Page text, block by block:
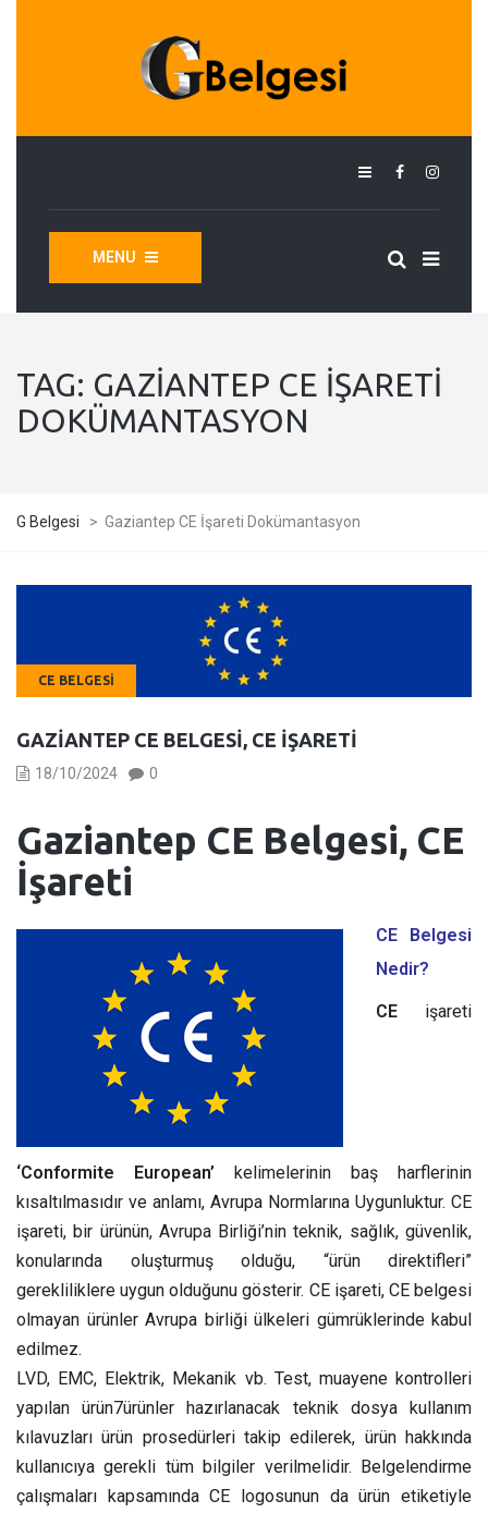
MENU
TAG: GAZIANTEP CE İŞARETI
DOKÜMANTASYON
G Belgesi > Gaziantep CE İşareti Dokümantasyon
CE BELGESI
GAZIANTEP CE BELGESI, CE İŞARETI
18/10/2024 0
Gaziantep CE Belgesi, CE
İşareti
CE Belgesi
Nedir?
CE işareti
‘Conformite European’ kelimelerinin baş harflerinin
kısaltılmasıdır ve anlamı, Avrupa Normlarına Uygunluktur. CE
işareti, bir ürünün, Avrupa Birliği’nin teknik, sağlık, güvenlik,
konularında oluşturmuş olduğu, “ürün direktifleri”
gerekliliklere uygun olduğunu gösterir. CE işareti, CE belgesi
olmayan ürünler Avrupa birliği ülkeleri gümrüklerinde kabul
edilmez.
LVD, EMC, Elektrik, Mekanik vb. Test, muayene kontrolleri
yapılan ürün7ürünler hazırlanacak teknik dosya kullanım
kılavuzları ürün prosedürleri takip edilerek, ürün hakkında
kullanıcıya gerekli tüm bilgiler verilmelidir. Belgelendirme
çalışmaları kapsamında CE logosunun da ürün etiketiyle